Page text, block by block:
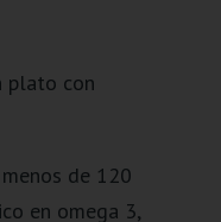
de 120
en omega 3,